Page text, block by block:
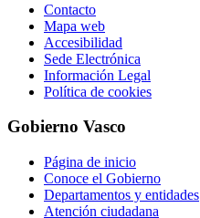
Contacto
Mapa web
Accesibilidad
Sede Electrónica
Información Legal
Política de cookies
Gobierno Vasco
Página de inicio
Conoce el Gobierno
Departamentos y entidades
Atención ciudadana